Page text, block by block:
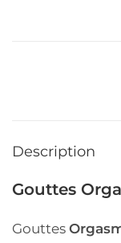
Description
Gouttes
Gouttes